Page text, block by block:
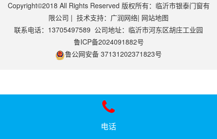
Copyright©2018 All Rights Reserved 版权所有：临沂市银泰门窗有
限公司 | 技术支持：广润网络| 网站地图
联系电话：13705497589 公司地址：临沂市河东区胡庄工业园
鲁ICP备2024091882号
鲁公网安备 37131202371823号
电话